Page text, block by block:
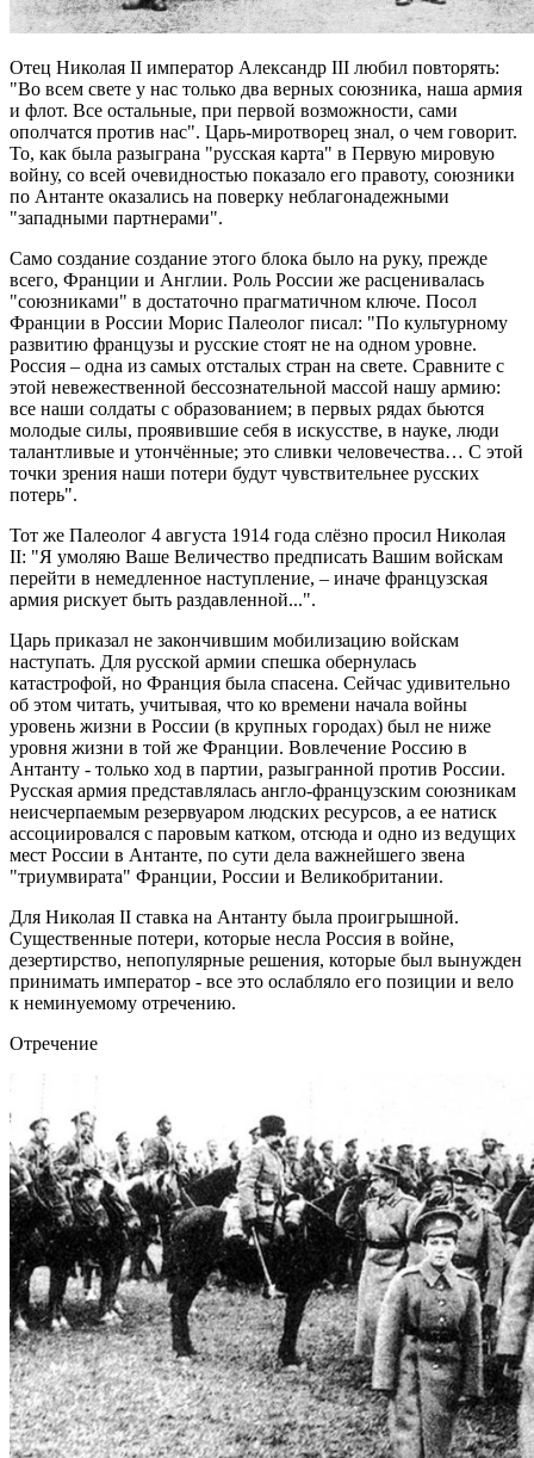
Отец Николая II император Александр III любил повторять:
"Во всем свете у нас только два верных союзника, наша армия
и флот. Все остальные, при первой возможности, сами
ополчатся против нас". Царь-миротворец знал, о чем говорит.
То, как была разыграна "русская карта" в Первую мировую
войну, со всей очевидностью показало его правоту, союзники
по Антанте оказались на поверку неблагонадежными
"западными партнерами".
Само создание создание этого блока было на руку, прежде
всего, Франции и Англии. Роль России же расценивалась
"союзниками" в достаточно прагматичном ключе. Посол
Франции в России Морис Палеолог писал: "По культурному
развитию французы и русские стоят не на одном уровне.
Россия – одна из самых отсталых стран на свете. Сравните с
этой невежественной бессознательной массой нашу армию:
все наши солдаты с образованием; в первых рядах бьются
молодые силы, проявившие себя в искусстве, в науке, люди
талантливые и утончённые; это сливки человечества… С этой
точки зрения наши потери будут чувствительнее русских
потерь".
Тот же Палеолог 4 августа 1914 года слёзно просил Николая
II: "Я умоляю Ваше Величество предписать Вашим войскам
перейти в немедленное наступление, – иначе французская
армия рискует быть раздавленной...".
Царь приказал не закончившим мобилизацию войскам
наступать. Для русской армии спешка обернулась
катастрофой, но Франция была спасена. Сейчас удивительно
об этом читать, учитывая, что ко времени начала войны
уровень жизни в России (в крупных городах) был не ниже
уровня жизни в той же Франции. Вовлечение Россию в
Антанту - только ход в партии, разыгранной против России.
Русская армия представлялась англо-французским союзникам
неисчерпаемым резервуаром людских ресурсов, а ее натиск
ассоциировался с паровым катком, отсюда и одно из ведущих
мест России в Антанте, по сути дела важнейшего звена
"триумвирата" Франции, России и Великобритании.
Для Николая II ставка на Антанту была проигрышной.
Существенные потери, которые несла Россия в войне,
дезертирство, непопулярные решения, которые был вынужден
принимать император - все это ослабляло его позиции и вело
к неминуемому отречению.
Отречение